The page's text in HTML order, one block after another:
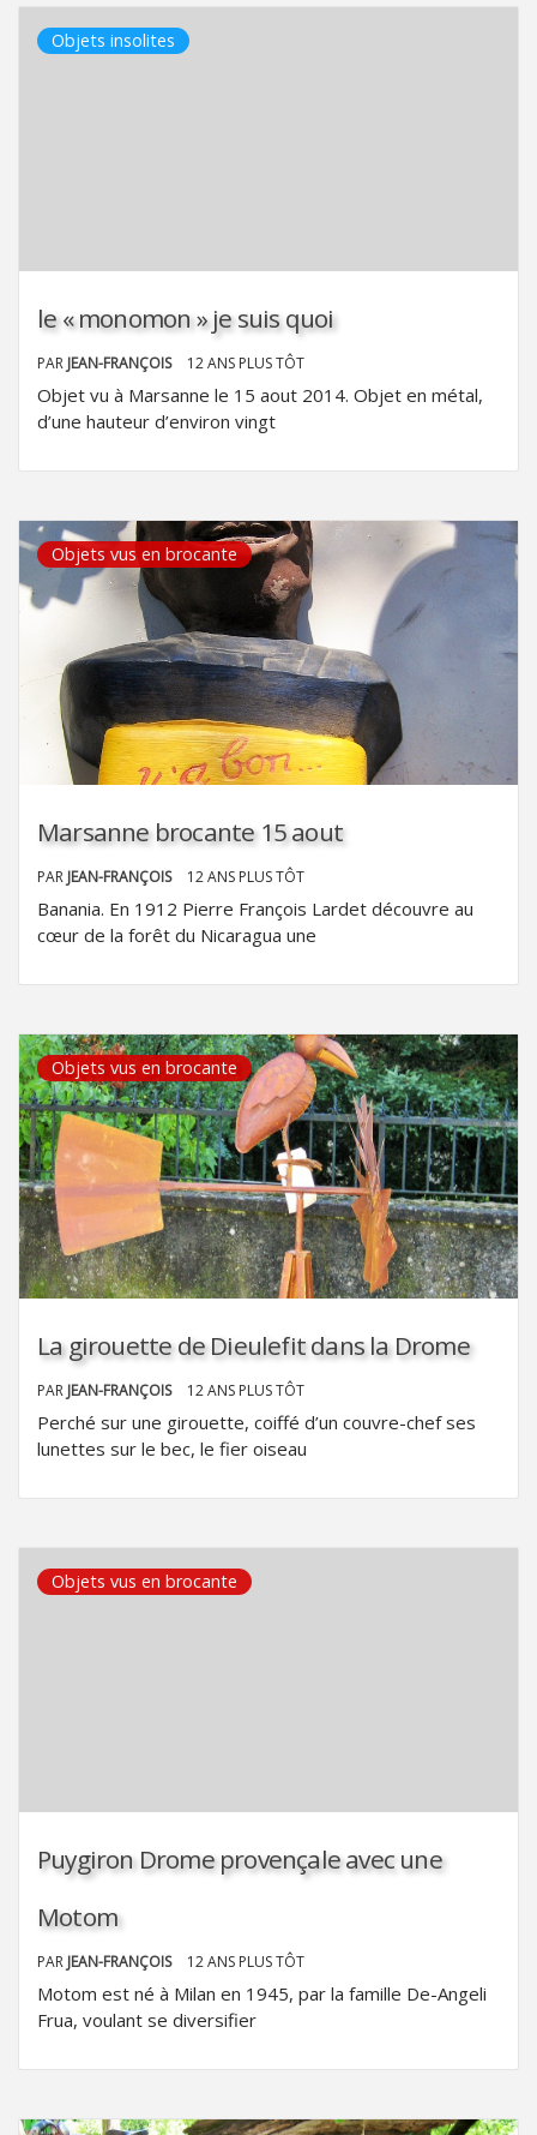
Objets insolites
le « monomon » je suis quoi
PAR JEAN-FRANÇOIS 12 ANS PLUS TÔT
Objet vu à Marsanne le 15 aout 2014. Objet en métal,
d’une hauteur d’environ vingt
Objets vus en brocante
Marsanne brocante 15 aout
PAR JEAN-FRANÇOIS 12 ANS PLUS TÔT
Banania. En 1912 Pierre François Lardet découvre au
cœur de la forêt du Nicaragua une
Objets vus en brocante
La girouette de Dieulefit dans la Drome
PAR JEAN-FRANÇOIS 12 ANS PLUS TÔT
Perché sur une girouette, coiffé d’un couvre-chef ses
lunettes sur le bec, le fier oiseau
Objets vus en brocante
Puygiron Drome provençale avec une
Motom
PAR JEAN-FRANÇOIS 12 ANS PLUS TÔT
Motom est né à Milan en 1945, par la famille De-Angeli
Frua, voulant se diversifier